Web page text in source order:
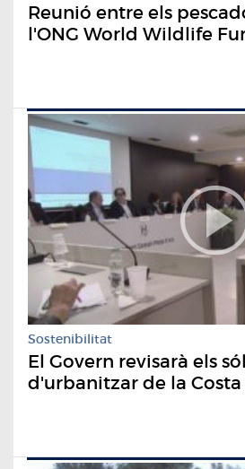
Reunió entre els
l'ONG World Wildlife
Sostenibilitat
El Govern revisarà els
d'urbanitzar de la Costa